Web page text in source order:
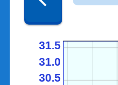
30.5
31.0
31.5